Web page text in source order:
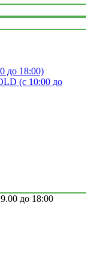
до 18:00)
(с 10:00 до
до 18:00